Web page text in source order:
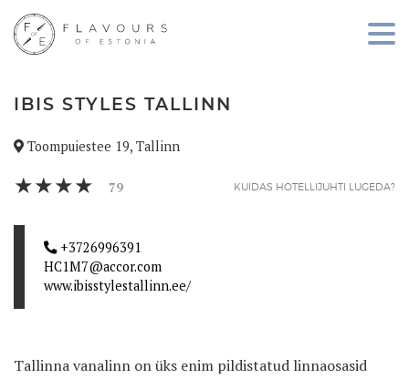
IBIS STYLES TALLINN
Toompuiestee 19, Tallinn
KUIDAS HOTELLIJUHTI LUGEDA?
79
+3726996391
HC1M7@accor.com
www.ibisstylestallinn.ee/
Tallinna vanalinn on üks enim pildistatud linnaosasid